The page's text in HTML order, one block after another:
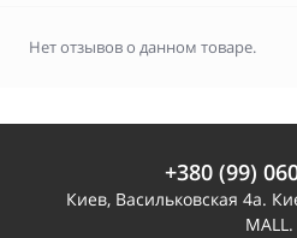
Нет отзывов о данном товаре.
+380 (99)
Киев, Васильковская 4а.
MALL.